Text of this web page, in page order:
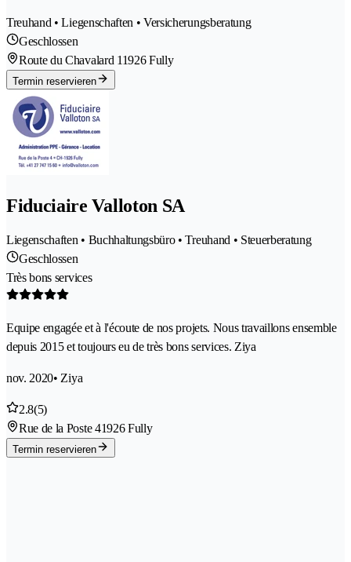
Treuhand • Liegenschaften • Versicherungsberatung
Geschlossen
Route du Chavalard 11926 Fully
Termin reservieren
Fiduciaire Valloton SA
Liegenschaften • Buchhaltungsbüro • Treuhand • Steuerberatung
Geschlossen
Très bons services
Equipe engagée et à l'écoute de nos projets. Nous travaillons ensemble
depuis 2015 et toujours eu de très bons services. Ziya
nov. 2020• Ziya
2.8(5)
Rue de la Poste 41926 Fully
Termin reservieren